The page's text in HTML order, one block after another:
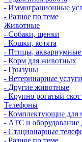
- Иммиграционные
- Разное по теме
Животные
- Собаки, щенки
- Кошки, котята
- Птицы,
- Корм для животных
- Грызуны
- Ветеринарные услуги
- Другие животные
- Крупно рогатый
Телефоны
- Комплектующие для
- АТС и оборудование
- Стационарные
- Разное по теме